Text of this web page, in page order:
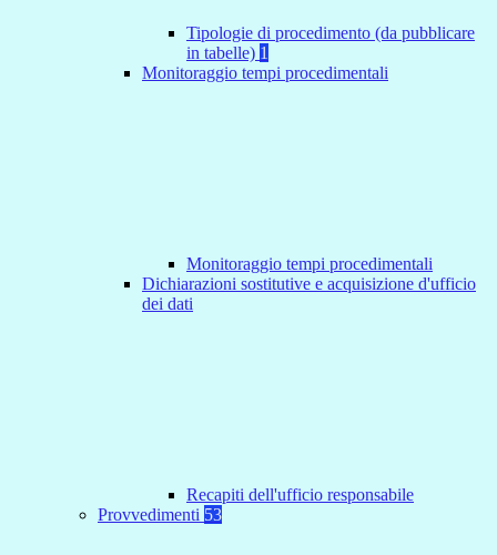
Tipologie di procedimento (da pubblicare
in tabelle) 1
Monitoraggio tempi procedimentali
Monitoraggio tempi procedimentali
Dichiarazioni sostitutive e acquisizione d'ufficio
dei dati
Recapiti dell'ufficio responsabile
Provvedimenti 53